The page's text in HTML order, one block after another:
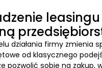
działania firmy zmienia
od klasycznego
pozwolić sobie na zakup,